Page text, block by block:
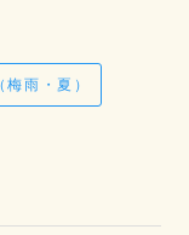
（梅雨・夏）